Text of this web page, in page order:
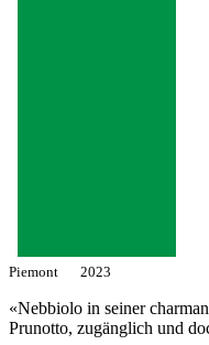
Piemont 2023
«Nebbiolo in seiner
Prunotto, zugänglich und